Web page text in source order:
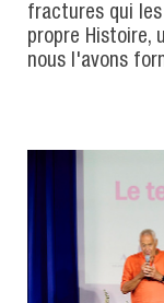
fractures qui
propre Histoire,
nous l'avons